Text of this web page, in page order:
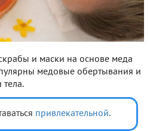
и маски на основе меда
медовые обертывания и
тела.
привлекательной.